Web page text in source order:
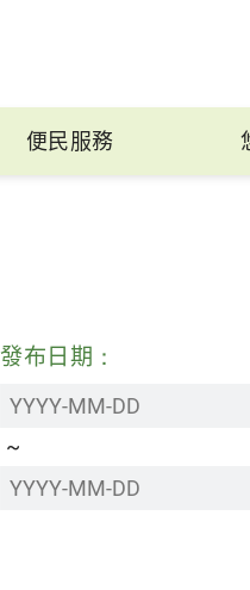
便民服務
發布日期：